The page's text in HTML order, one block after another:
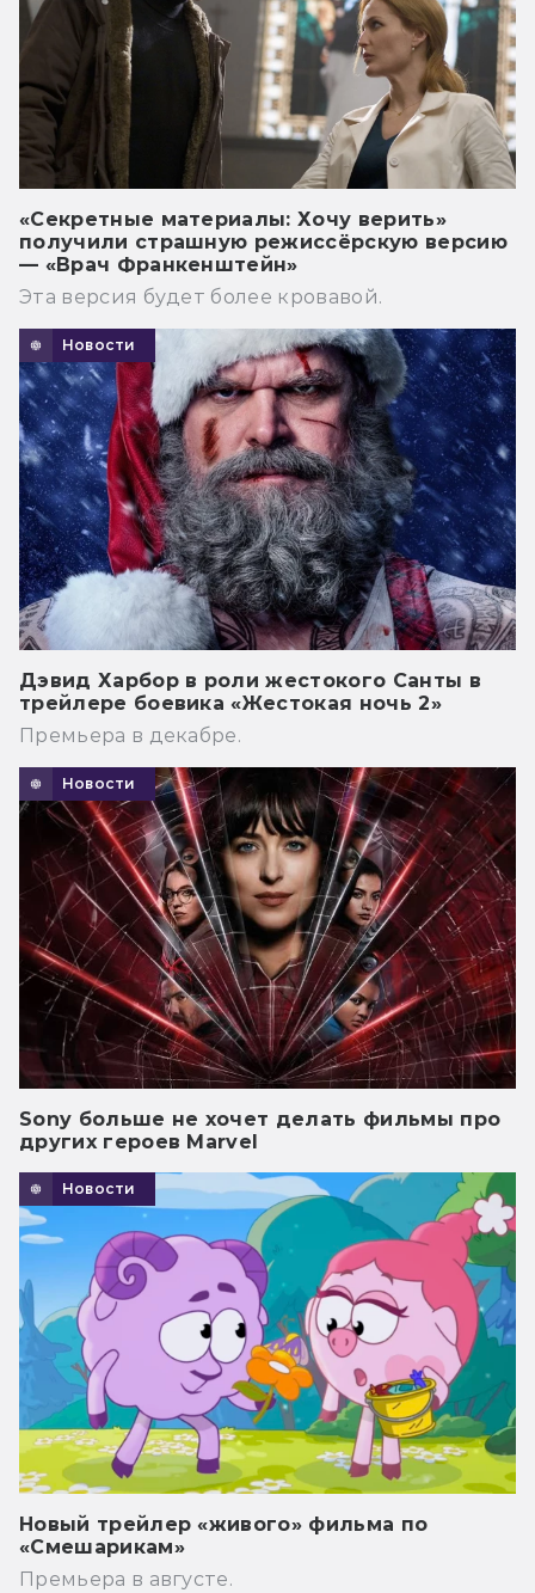
«Секретные материалы: Хочу верить»
получили страшную режиссёрскую версию
— «Врач Франкенштейн»
Эта версия будет более кровавой.
Новости
Дэвид Харбор в роли жестокого Санты в
трейлере боевика «Жестокая ночь 2»
Премьера в декабре.
Новости
Sony больше не хочет делать фильмы про
других героев Marvel
Новости
Новый трейлер «живого» фильма по
«Смешарикам»
Премьера в августе.